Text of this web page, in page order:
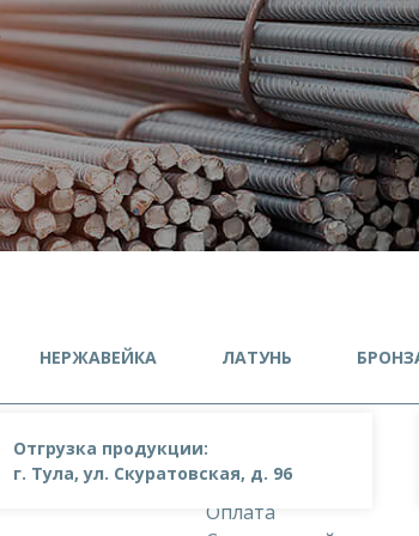
Отгрузка продукции:
г. Тула, ул. Скуратовская, д. 96
НЕРЖАВЕЙКА ЛАТУНЬ
О компании
Доставка
Оплата